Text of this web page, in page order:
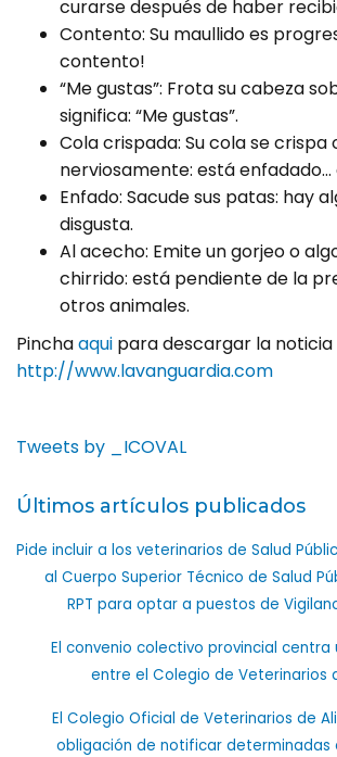
curarse después de haber
Contento: Su maullido es
contento!
“Me gustas”: Frota su cabeza
significa: “Me gustas”.
Cola crispada: Su cola se crispa
nerviosamente: está enfadado…
Enfado: Sacude sus patas: hay
disgusta.
Al acecho: Emite un gorjeo o
chirrido: está pendiente de la
otros animales.
Pinchaaqui para descargar la
http://www.lavanguardia.com
Tweets by _ICOVAL
Últimos artículos publicados
Pide incluir a los veterinarios de Salud
al Cuerpo Superior Técnico de Salud
RPT para optar a puestos de
El convenio colectivo provincial centra
entre el Colegio de Veterinarios
El Colegio Oficial de Veterinarios de
obligación de notificar determinadas